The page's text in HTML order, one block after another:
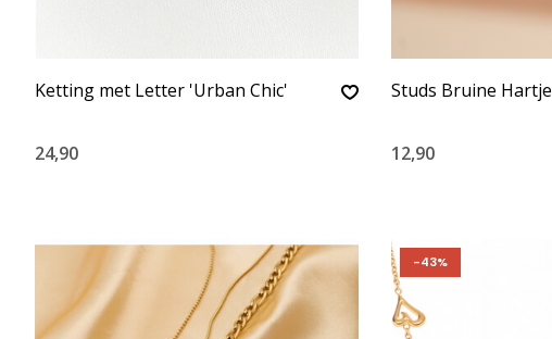
Ketting met Letter 'Urban Chic'
24,90
Studs Bruine Hartje
12,90
-43%